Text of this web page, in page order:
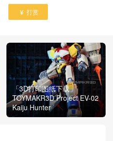
 打赏
「3D打印图纸下载」
TOYMAKR3D Project EV-02
Kaiju Hunter